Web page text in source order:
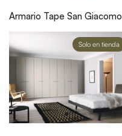
Armario Tape San Giacomo
Solo en tienda